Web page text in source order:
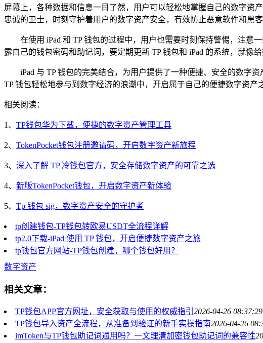
屏幕上，各种数据和信息一目了然，用户可以轻松地掌握自己的数字资
忠诚的卫士，时刻守护着用户的数字资产安全，有效防止恶意软件和黑客
在使用 iPad 和 TP 钱包的过程中，用户也需要时刻保持警惕，注
露自己的钱包密码和助记词，要定期更新 TP 钱包和 iPad 的系统，就像
iPad 与 TP 钱包的完美结合，为用户提供了一种便捷、安全的数字
TP 钱包轻松地参与到数字经济的浪潮中，开启属于自己的便捷数字资产
相关阅读：
1、 TP钱包华为下载，便捷的数字资产管理工具
2、 TokenPocket钱包注册邀请码，开启数字资产新旅程
3、 深入了解 TP 冷钱包官方，安全存储数字资产的可靠之选
4、 新版TokenPocket钱包，开启数字资产新体验
5、 Tp 钱包 sig，数字资产安全的守护者
tp创建钱包-TP钱包转欧易USDT全流程详解
tp2.0下载-iPad 使用 TP 钱包，开启便捷数字资产之旅
tp钱包官方网站-TP钱包创建，哪个钱包好用？
数字资产
相关文章：
TP钱包APP官方网址，安全获取与使用的权威指引 2026-04-26 08:37:29
TP钱包导入资产全流程，从准备到验证的新手实操指南2026-04-26
imToken与TP钱包助记词通用吗？一文理清加密钱包助记词的兼容性